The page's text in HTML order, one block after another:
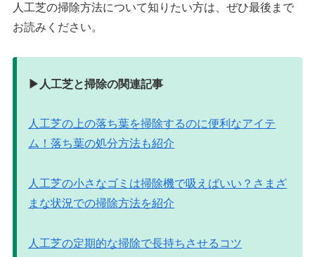
人工芝の掃除方法について知りたい方は、ぜひ最後まで
お読みください。
▶︎人工芝と掃除の関連記事
人工芝の上の落ち葉を掃除するのに便利なアイテ
ム！落ち葉の処分方法も紹介
人工芝の小さなゴミは掃除機で吸えばいい？さまざ
まな状況での掃除方法を紹介
人工芝の定期的な掃除で長持ちさせるコツ